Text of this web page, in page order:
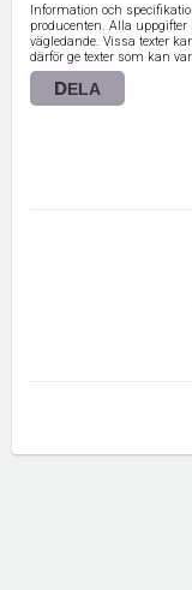
Information och
producenten. Alla
vägledande. Vissa texter
därför ge texter som kan
DELA